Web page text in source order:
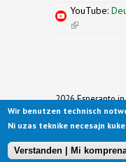
YouTube:
(link is
2026 Esperanto
Ported to Drupal
Original
Wir benutzen technisch
Ni uzas teknike necesajn
Verstanden | Mi